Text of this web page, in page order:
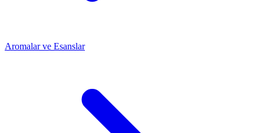
Aromalar ve Esanslar